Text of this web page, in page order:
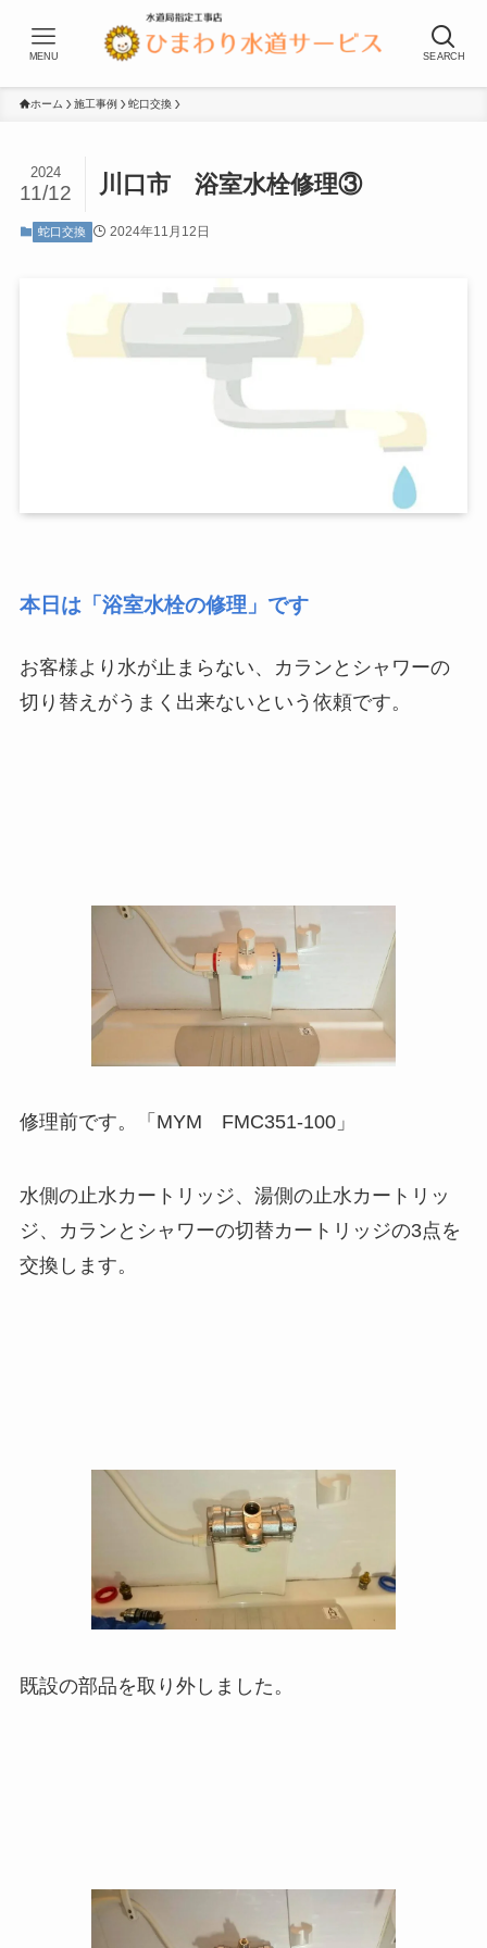
SEARCH
MENU
ホーム 施工事例 蛇口交換
川口市 浴室水栓修理③
2024
11/12
蛇口交換 2024年11月12日
本日は「浴室水栓の修理」です
お客様より水が止まらない、カランとシャワーの
切り替えがうまく出来ないという依頼です。
修理前です。「MYM FMC351-100」
水側の止水カートリッジ、湯側の止水カートリッ
ジ、カランとシャワーの切替カートリッジの3点を
交換します。
既設の部品を取り外しました。